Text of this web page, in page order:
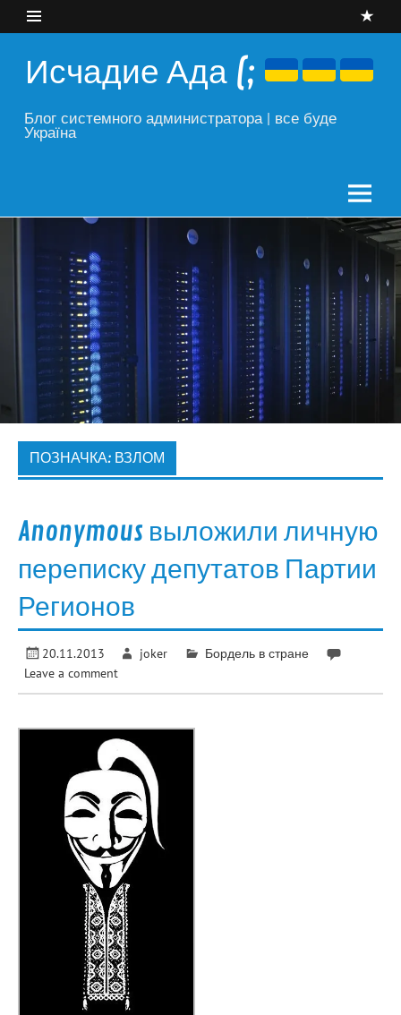
content
Исчадие Ада (;
Блог системного администратора | все буде
Україна
ПОЗНАЧКА: ВЗЛОМ
Anonymous выложили личную
переписку депутатов Партии
Регионов
20.11.2013 joker
Бордель в стране
Leave a comment